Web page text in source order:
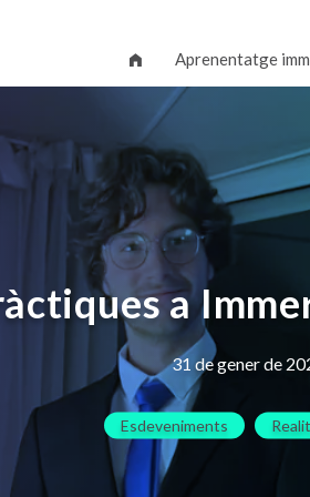
Aprenentatge
a
31 de gener de
Esdeveniments